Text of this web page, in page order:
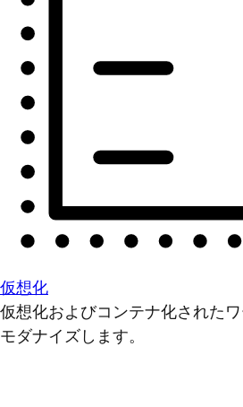
仮想化
仮想化およびコンテナ化された
モダナイズします。